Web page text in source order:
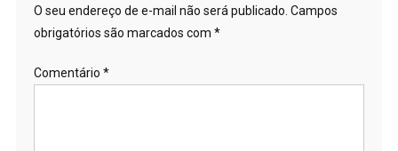
O seu endereço de e-mail não será publicado. Campos
obrigatórios são marcados com *
Comentário *